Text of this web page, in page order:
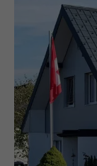
Name
Anbieter
Laufzeit